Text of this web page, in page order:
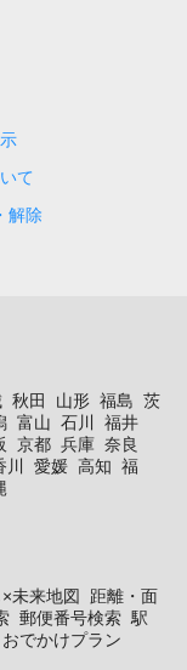
て
解除
秋田 山形 福島 茨
富山 石川
福井
京都 兵庫 奈良
川 愛媛 高知 福
未来地図
距離・面
郵便番号検索 駅
おでかけプラン